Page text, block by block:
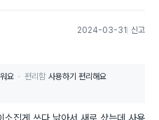
2024-03-31 신고
요 편리함 사용하기 편리해요